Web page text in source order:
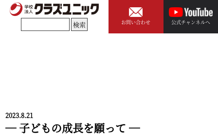
お問い合わせ 公式チャンネルへ
2023.8.21
― 子どもの成長を願って ―